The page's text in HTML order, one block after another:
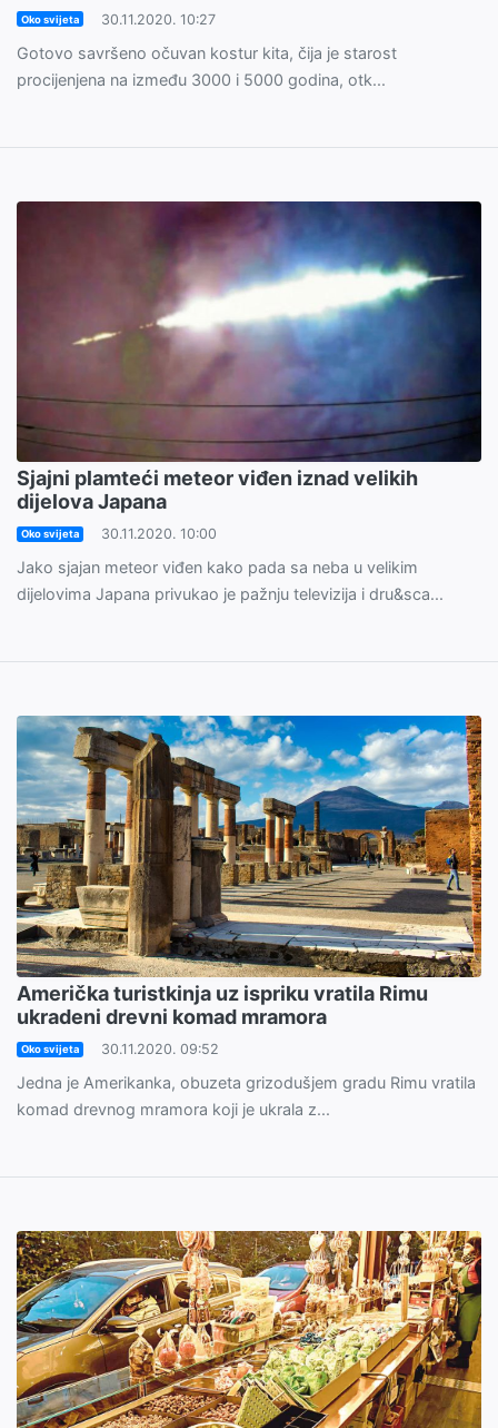
Oko svijeta 30.11.2020. 10:27
Gotovo savršeno očuvan kostur kita, čija je starost
procijenjena na između 3000 i 5000 godina, otk...
Sjajni plamteći meteor viđen iznad velikih
dijelova Japana
Oko svijeta 30.11.2020. 10:00
Jako sjajan meteor viđen kako pada sa neba u velikim
dijelovima Japana privukao je pažnju televizija i dru&sca...
Američka turistkinja uz ispriku vratila Rimu
ukradeni drevni komad mramora
Oko svijeta 30.11.2020. 09:52
Jedna je Amerikanka, obuzeta grizodušjem gradu Rimu vratila
komad drevnog mramora koji je ukrala z...